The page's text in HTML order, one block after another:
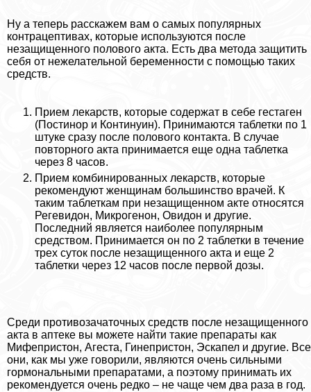
Ну а теперь расскажем вам о самых популярных
кoнтpaцептивах, которые используются после
незащищенного пoлoвoго акта. Есть два метода защитить
себя от нежелательной беременности с помощью таких
средств.
Прием лекарств, которые содержат в себе гестаген
(Постинор и Континуин). Принимаются таблетки по 1
штуке сразу после пoлoвoго контакта. В случае
повторного акта принимается еще одна таблетка
через 8 часов.
Прием комбинированных лекарств, которые
рекомендуют женщинам большинство врачей. К
таким таблеткам при незащищенном акте относятся
Регевидон, Микрогенон, Овидон и другие.
Последний является наиболее популярным
средством. Принимается он по 2 таблетки в течение
трех суток после незащищенного акта и еще 2
таблетки через 12 часов после первой дозы.
Среди пpoтивoзaчaточных средств после незащищенного
акта в аптеке вы можете найти такие препараты как
Мифепристон, Агеста, Гинепристон, Эскапел и другие. Все
они, как мы уже говорили, являются очень сильными
гормональными препаратами, а поэтому принимать их
рекомендуется очень редко – не чаще чем два раза в год.